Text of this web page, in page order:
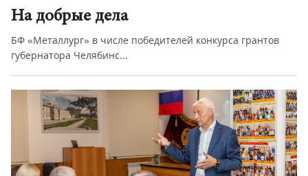
победителей конкурса грантов
Вступают в силу